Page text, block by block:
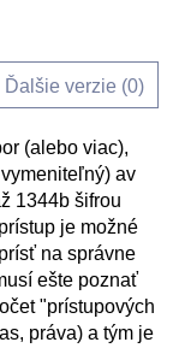
Ďalšie verzie (0)
(alebo viac),
av
1344b šifrou
je možné
na správne
ešte poznať
"prístupových
práva) a tým je